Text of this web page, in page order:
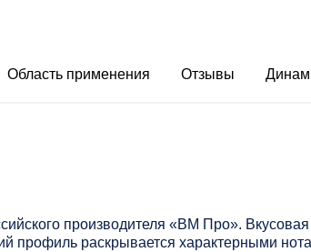
Область применения Отзывы
производителя «ВМ Про». Вкусовая
профиль раскрывается характерными